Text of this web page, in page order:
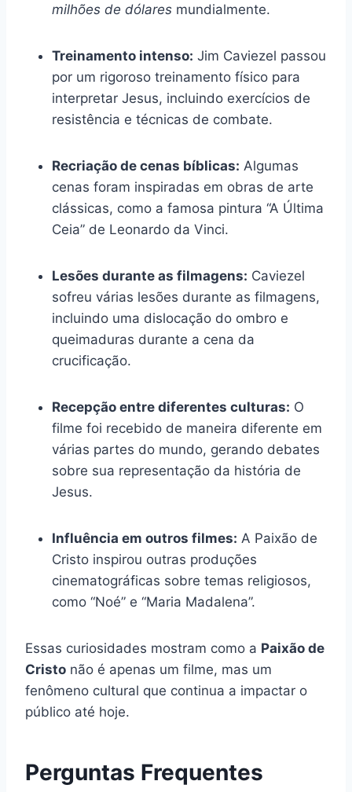
milhões de dólares mundialmente.
Treinamento intenso: Jim Caviezel passou
por um rigoroso treinamento físico para
interpretar Jesus, incluindo exercícios de
resistência e técnicas de combate.
Recriação de cenas bíblicas: Algumas
cenas foram inspiradas em obras de arte
clássicas, como a famosa pintura “A Última
Ceia” de Leonardo da Vinci.
Lesões durante as filmagens: Caviezel
sofreu várias lesões durante as filmagens,
incluindo uma dislocação do ombro e
queimaduras durante a cena da
crucificação.
Recepção entre diferentes culturas: O
filme foi recebido de maneira diferente em
várias partes do mundo, gerando debates
sobre sua representação da história de
Jesus.
Influência em outros filmes: A Paixão de
Cristo inspirou outras produções
cinematográficas sobre temas religiosos,
como “Noé” e “Maria Madalena”.
Essas curiosidades mostram como a Paixão de
Cristo não é apenas um filme, mas um
fenômeno cultural que continua a impactar o
público até hoje.
Perguntas Frequentes